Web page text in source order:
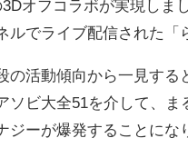
オフコラボが実現しま
ルでライブ配信された「
の活動傾向から一見す
ソビ大全51を介して、
ジーが爆発することにな